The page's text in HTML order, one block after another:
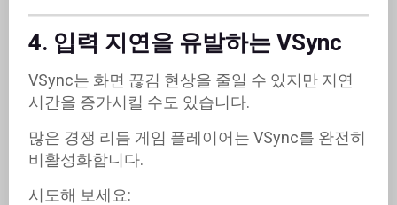
4. 입력 지연을 유발하는 VSync
VSync는 화면 끊김 현상을 줄일 수 있지만 지연
시간을 증가시킬 수도 있습니다.
많은 경쟁 리듬 게임 플레이어는 VSync를 완전히
비활성화합니다.
시도해 보세요: